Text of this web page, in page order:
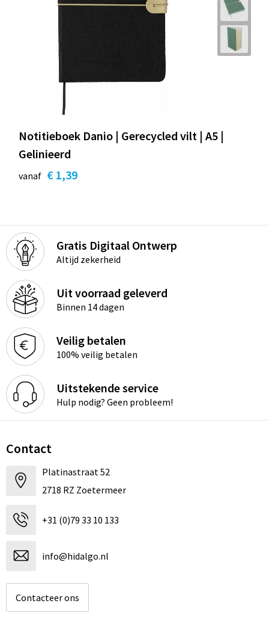
Notitieboek Danio | Gerecycled vilt | A5 |
Gelinieerd
vanaf € 1,39
Gratis Digitaal Ontwerp
Altijd zekerheid
Uit voorraad geleverd
Binnen 14 dagen
Veilig betalen
100% veilig betalen
Uitstekende service
Hulp nodig? Geen probleem!
Contact
Platinastraat 52
2718 RZ Zoetermeer
+31 (0)79 33 10 133
info@hidalgo.nl
Contacteer ons